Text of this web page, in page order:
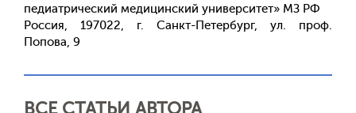
педиатрический медицинский университет» МЗ РФ
Россия, 197022, г. Санкт-Петербург, ул. проф.
Попова, 9
ВСЕ СТАТЬИ АВТОРА